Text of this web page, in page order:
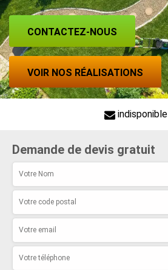
CONTACTEZ-NOUS
VOIR NOS RÉALISATIONS
indisponible
Demande de devis gratuit